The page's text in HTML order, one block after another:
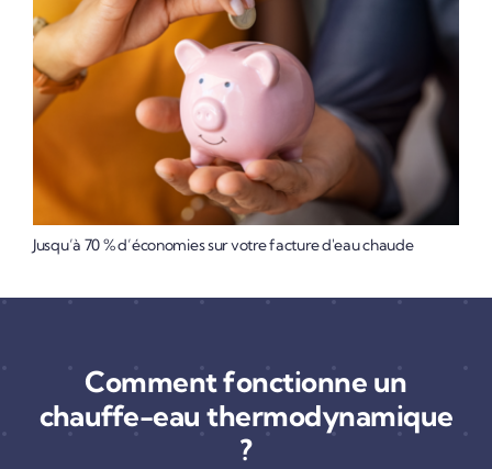
Jusqu’à 70 % d’économies sur votre facture d'eau chaude
Comment fonctionne un
chauffe-eau thermodynamique
?